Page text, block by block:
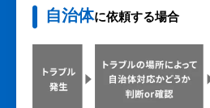
自治体に依頼する場合